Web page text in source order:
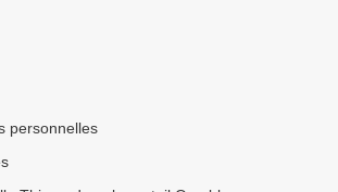
personnelles